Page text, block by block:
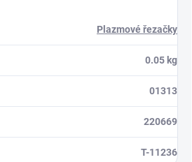
Plazmové řezačky
0.05 kg
01313
220669
T-11236